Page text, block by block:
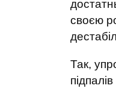
своєю
Так,